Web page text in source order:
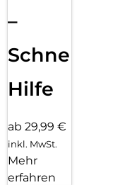
–
Schnelle
Hilfe
ab 29,99 €
inkl. MwSt.
Mehr
erfahren